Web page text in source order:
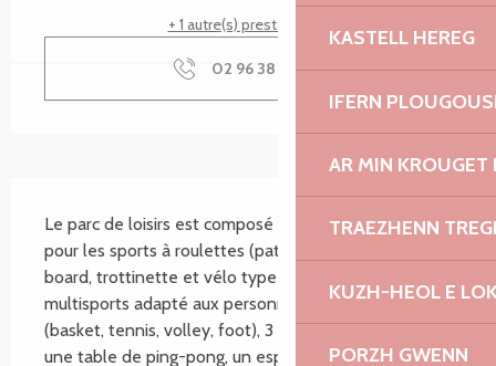
KASTELL HEREG
IFERN
AR MIN KROUGET
TRAEZHENN
KUZH-HEOL E
PORZH GWENN
+ 1 autre(s) prestation(s)
02 96 38 62▒▒
SECTIONS.TOURISM.SHEET.DESCRIPTION
Le parc de loisirs est composé de : un Skate Park
pour les sports à roulettes (patin à roulettes, skate-
board, trottinette et vélo type BMX), un terrain
multisports adapté aux personnes à mobilité réduite
(basket, tennis, volley, foot), 3 appareils de fitness,
une table de ping-pong, un espace de...